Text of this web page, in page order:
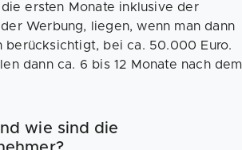
ersten Monate inklusive der
Werbung, liegen, wenn man dann
berücksichtigt, bei ca. 50.000 Euro.
dann ca. 6 bis 12 Monate nach dem
wie sind die